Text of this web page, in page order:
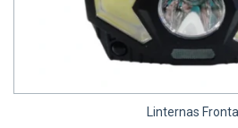
Linternas